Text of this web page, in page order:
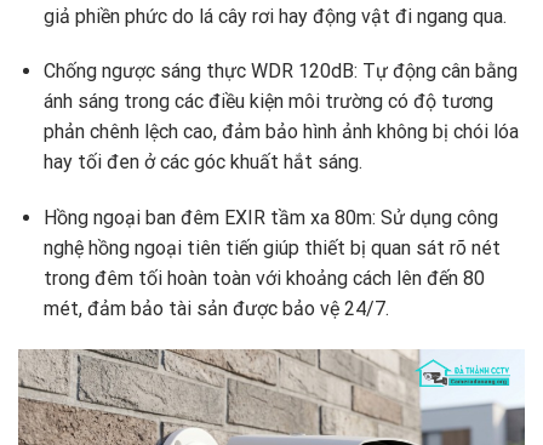
giả phiền phức do lá cây rơi hay động vật đi ngang qua.
Chống ngược sáng thực WDR 120dB: Tự động cân bằng
ánh sáng trong các điều kiện môi trường có độ tương
phản chênh lệch cao, đảm bảo hình ảnh không bị chói lóa
hay tối đen ở các góc khuất hắt sáng.
Hồng ngoại ban đêm EXIR tầm xa 80m: Sử dụng công
nghệ hồng ngoại tiên tiến giúp thiết bị quan sát rõ nét
trong đêm tối hoàn toàn với khoảng cách lên đến 80
mét, đảm bảo tài sản được bảo vệ 24/7.